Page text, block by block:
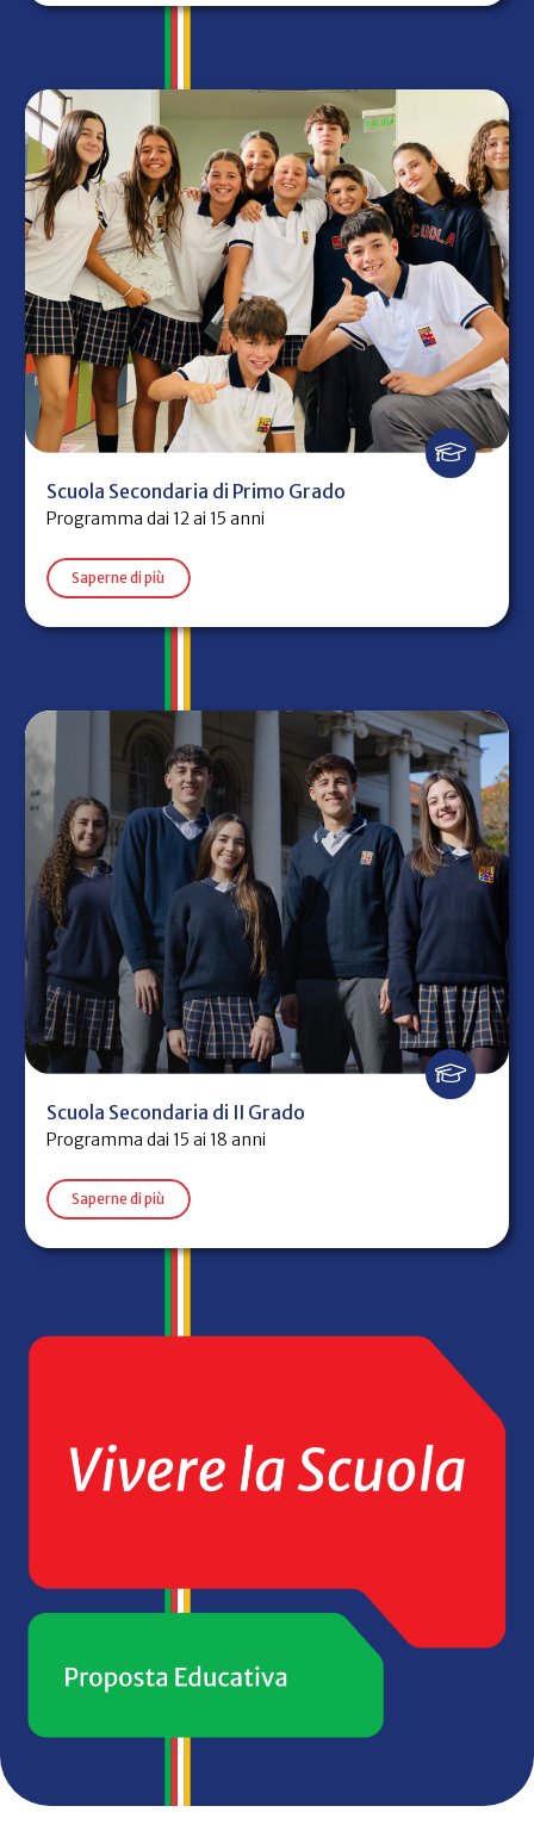
Scuola Secondaria di Primo Grado
Programma dai 12 ai 15 anni
Saperne di più
Scuola Secondaria di II Grado
Programma dai 15 ai 18 anni
Saperne di più